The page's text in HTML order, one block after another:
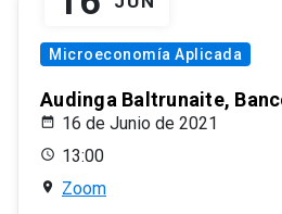
Microeconomía Aplicada
Audinga Baltrunaite,
16 de Junio de 2021
13:00
Zoom